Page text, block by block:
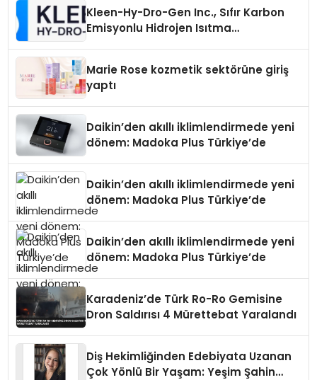
Kleen-Hy-Dro-Gen Inc., Sıfır Karbon
Emisyonlu Hidrojen Isıtma
Marie Rose kozmetik sektörüne giriş
yaptı
Daikin’den akıllı iklimlendirmede yeni
dönem: Madoka Plus Türkiye’de
Daikin’den akıllı iklimlendirmede yeni
dönem: Madoka Plus Türkiye’de
Daikin’den akıllı iklimlendirmede yeni
dönem: Madoka Plus Türkiye’de
Karadeniz’de Türk Ro-Ro Gemisine
Dron Saldırısı 4 Mürettebat Yaralandı
Diş Hekimliğinden Edebiyata Uzanan
Çok Yönlü Bir Yaşam: Yeşim Şahin